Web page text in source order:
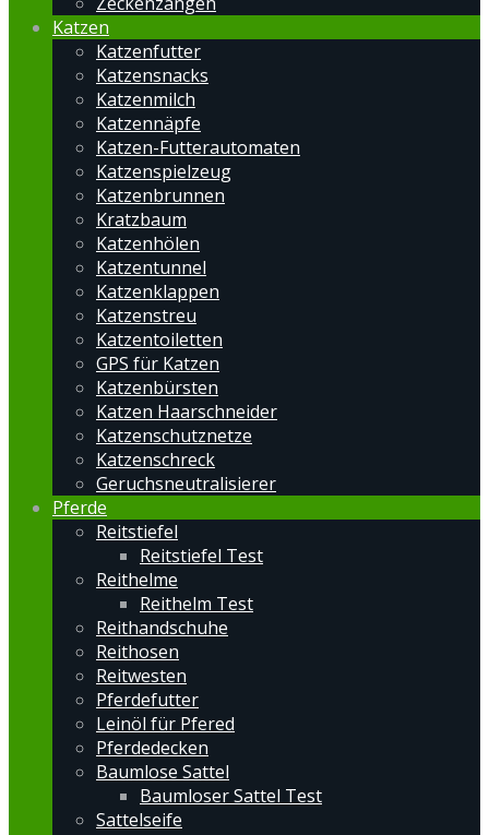
Katzen
Katzenfutter
Katzensnacks
Katzenmilch
Katzennäpfe
Katzen-Futterautomaten
Katzenspielzeug
Katzenbrunnen
Kratzbaum
Katzenhölen
Katzentunnel
Katzenklappen
Katzenstreu
Katzentoiletten
GPS für Katzen
Katzenbürsten
Katzen Haarschneider
Katzenschutznetze
Katzenschreck
Geruchsneutralisierer
Pferde
Reitstiefel
Reitstiefel Test
Reithelme
Reithelm Test
Reithandschuhe
Reithosen
Reitwesten
Pferdefutter
Leinöl für Pfered
Pferdedecken
Baumlose Sattel
Baumloser Sattel Test
Sattelseife